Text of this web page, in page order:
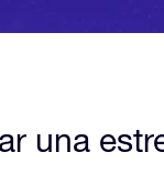
una